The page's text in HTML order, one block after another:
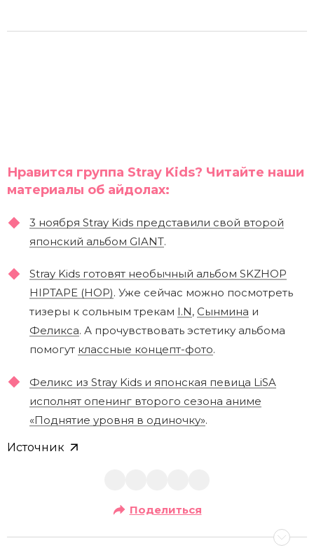
Нравится группа Stray Kids? Читайте наши
материалы об айдолах:
3 ноября Stray Kids представили свой второй
японский альбом GIANT.
Stray Kids готовят необычный альбом SKZHOP
HIPTAPE (HOP). Уже сейчас можно посмотреть
тизеры к сольным трекам I.N, Сынмина и
Феликса. А прочувствовать эстетику альбома
помогут классные концепт-фото.
Феликс из Stray Kids и японская певица LiSA
исполнят опенинг второго сезона аниме
«Поднятие уровня в одиночку».
Источник
Поделиться